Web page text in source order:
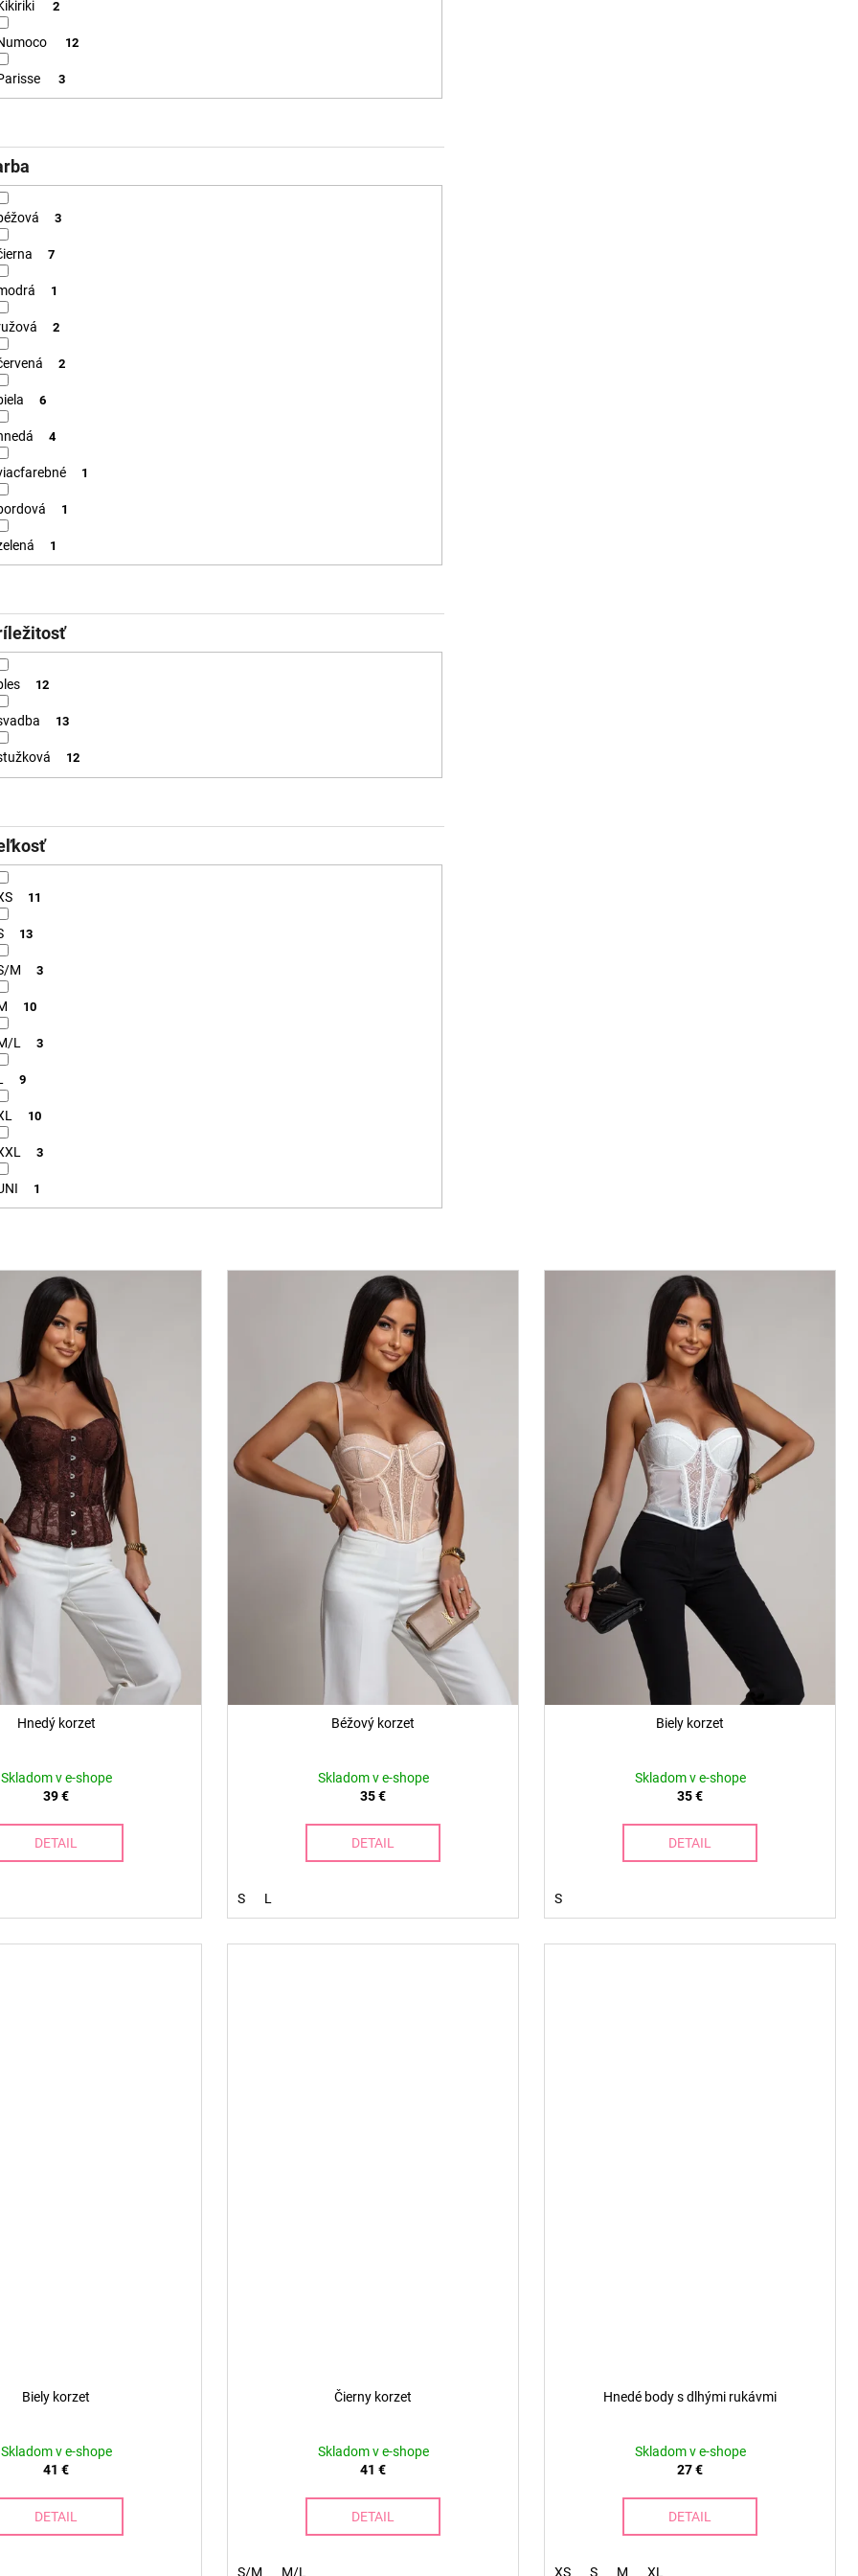
2
12
3
3
7
1
2
2
6
4
1
1
1
12
13
12
11
13
M 3
10
L 3
9
10
3
1
Hnedý korzet
Skladom v e-shope
39 €
DETAIL
Béžový korzet
Skladom v e-shope
35 €
DETAIL
S L
Biely korzet
Skladom v e-shope
35 €
DETAIL
S
Biely korzet
Skladom v e-shope
41 €
DETAIL
Čierny korzet
Skladom v e-shope
41 €
DETAIL
S/M M/L
Hnedé body s dlhými rukávmi
Skladom v e-shope
27 €
DETAIL
XS S M XL